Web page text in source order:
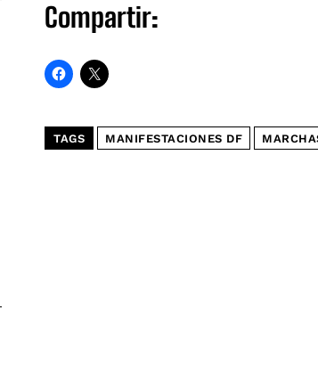
Compartir:
TAGS MANIFESTACIONES DF